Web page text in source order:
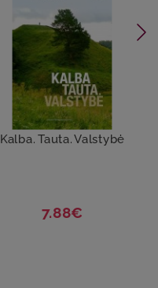
Kalba. Tauta. Valstybė
7.88€